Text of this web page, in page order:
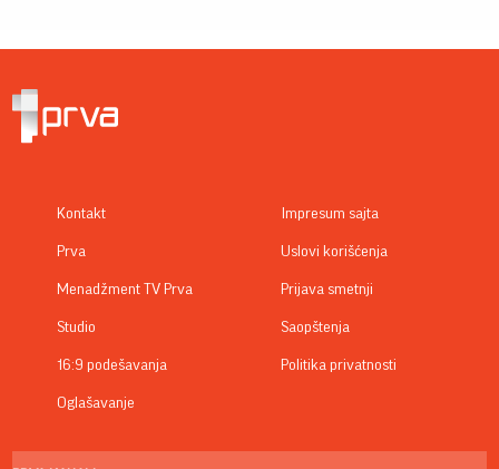
Kontakt
Prva
Menadžment TV Prva
Studio
16:9 podešavanja
Oglašavanje
Impresum sajta
Uslovi korišćenja
Prijava smetnji
Saopštenja
Politika privatnosti